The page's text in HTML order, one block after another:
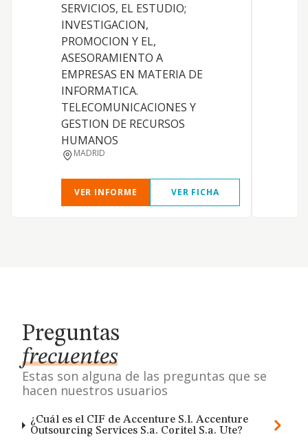
SERVICIOS, EL ESTUDIO;
INVESTIGACION,
PROMOCION Y EL,
ASESORAMIENTO A
EMPRESAS EN MATERIA DE
INFORMATICA.
TELECOMUNICACIONES Y
GESTION DE RECURSOS
HUMANOS
MADRID
VER INFORME VER FICHA
Preguntas
frecuentes
Estas son alguna de las preguntas que se
hacen nuestros usuarios
¿Cuál es el CIF de Accenture S.l. Accenture
Outsourcing Services S.a. Coritel S.a. Ute?